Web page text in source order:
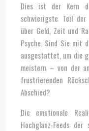
Dies ist der Kern
schwierigste Teil der
über Geld, Zeit und
Psyche. Sind Sie mit
ausgestattet, um die
meistern – von der
frustrierenden
Abschied?
Die emotionale
Hochglanz-Feeds